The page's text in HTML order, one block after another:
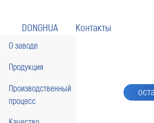
DONGHUA
О заводе
Продукция
Производственный
процесс
Контакты